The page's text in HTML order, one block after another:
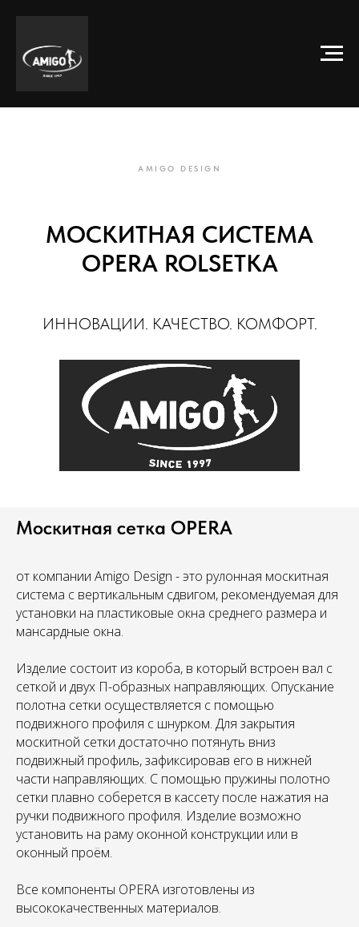
AMIGO DESIGN
МОСКИТНАЯ СИCТЕМА
OPERA ROLSETKA
ИННОВАЦИИ. КАЧЕСТВО. КОМФОРТ.
Москитная сетка OPERA
от компании Amigo Design - это рулонная москитная
система с вертикальным сдвигом, рекомендуемая для
установки на пластиковые окна среднего размера и
мансардные окна.
Изделие состоит из короба, в который встроен вал с
сеткой и двух П-образных направляющих. Опускание
полотна сетки осуществляется с помощью
подвижного профиля с шнурком. Для закрытия
москитной сетки достаточно потянуть вниз
подвижный профиль, зафиксировав его в нижней
части направляющих. C помощью пружины полотно
сетки плавно соберется в кассету после нажатия на
ручки подвижного профиля. Изделие возможно
установить на раму оконной конструкции или в
оконный проём.
Все компоненты OPERA изготовлены из
высококачественных материалов.